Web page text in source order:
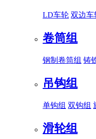
LD车轮 双边车
卷筒组
钢制卷筒组 铸
吊钩组
单钩组 双钩组
滑轮组